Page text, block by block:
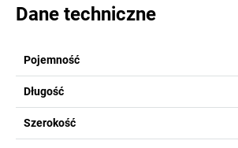
Dane techniczne
Pojemność
Długość
Szerokość